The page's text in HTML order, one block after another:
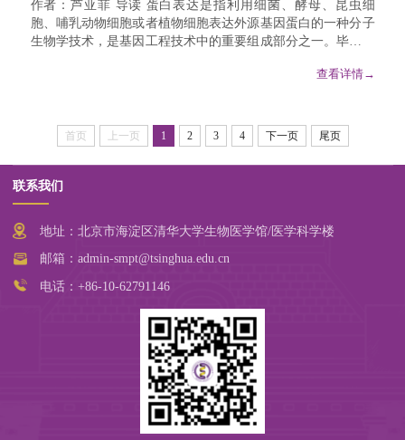
作者：芦亚菲 导读 蛋白表达是指利用细菌、酵母、昆虫细
胞、哺乳动物细胞或者植物细胞表达外源基因蛋白的一种分子
生物学技术，是基因工程技术中的重要组成部分之一。毕赤酵
查看详情→
首页 上一页 1 2 3 4 下一页 尾页
联系我们
地址：北京市海淀区清华大学生物医学馆/医学科学楼
邮箱：admin-smpt@tsinghua.edu.cn
电话：+86-10-62791146